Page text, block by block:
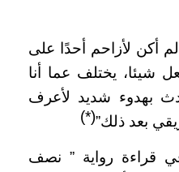
أكن لأزاحم أحدًا على
شيئا، يختلف عما أنا
بهدوء شديد لأعرف
بعد ذلك”(*)
رواية ” نصف